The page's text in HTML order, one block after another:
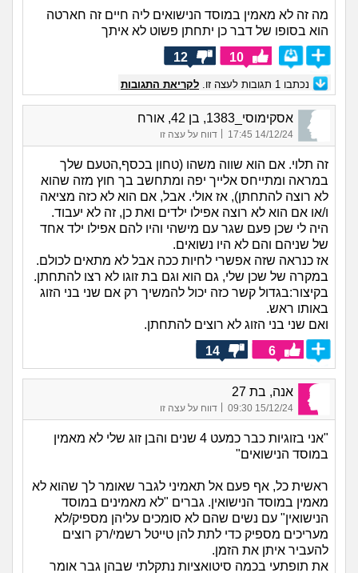
מה זה לא מאמין במוסד הנישואים ליה חיים זה חארטה
הוא בסופו של דבר כן יתחתן פשוט לא איתך
10
12
נכתבו 1 תגובות לעצה זו. לקריאת התגובות
אסקימוסי_1383, בן 42, אורח
14/12/24 17:45
| דווח על עצה זו
זה תלוי. אם הוא שווה משהו (טחון בכסף,הטעם שלך
במראה ומתייחס אלייך יפה ומתחשב בך חוץ מזה שהוא
לא רוצה להתחתן), אז אולי. אבל, אם הוא לא כזה מציאה
ו/או אם הוא לא רוצה אפילו ילדים ואת כן, זה לא יעבוד.
היה לי שכן פעם שגר עם מישהי והיו להם אפילו ילד אחד
של שניהם והם לא היו נשואים.
אז כנראה שזה אפשרי לחיות ככה אבל לא מתאים לכולם.
במקרה של שכן שלי, גם הוא וגם בת זוגו לא רצו להתחתן.
בקיצור:בגדול קשר כזה יכול להמשיך רק אם שני בני הזוג
באותו ראש.
ואם שני בני הזוג לא רוצים להתחתן.
6
14
אנה, בת 27
15/12/24 09:30 דווח על עצה זו
"אני בזוגיות כבר כמעט 4 שנים והבן זוג שלי לא מאמין
במוסד הנישואים"
ראשית כל, אף פעם אל תאמיני לגבר שאומר לך שהוא לא
מאמין במוסד הנישואין. גברים "לא מאמינים במוסד
הנישואין" עם נשים שהם לא סומכים עליהן מספיק/לא
מעריכים מספיק כדי לתת להן טייטל רשמי/רק רוצים
להעביר איתן את הזמן.
את תופתעי בכמה סיטואציות נתקלתי שבהן גבר אומר